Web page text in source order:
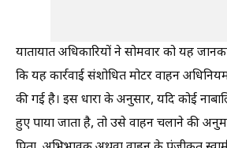
यातायात अधिकारियों ने सोमवार को यह
कि यह कार्रवाई संशोधित मोटर वाहन
की गई है। इस धारा के अनुसार, यदि कोई
हुए पाया जाता है, तो उसे वाहन चलाने की